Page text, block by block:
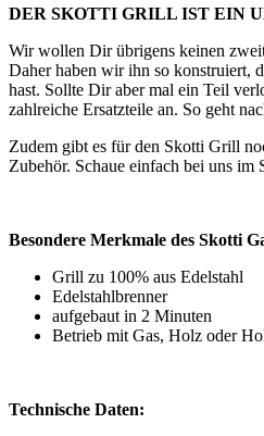
DER SKOTTI GRILL IST EIN
Wir wollen Dir übrigens keinen
Daher haben wir ihn so konstruiert,
hast. Sollte Dir aber mal ein Teil
zahlreiche Ersatzteile an. So geht
Zudem gibt es für den Skotti Grill
Zubehör. Schaue einfach bei uns im
Besondere Merkmale des Skotti
Grill zu 100% aus Edelstahl
Edelstahlbrenner
aufgebaut in 2 Minuten
Betrieb mit Gas, Holz oder
Technische Daten: